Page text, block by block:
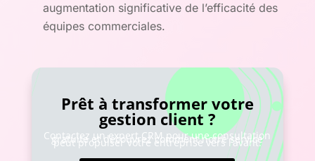
augmentation significative de l’efficacité des
équipes commerciales.
Prêt à transformer votre
gestion client ?
Contactez un expert CRM pour une consultation
gratuite et découvrez comment notre service
peut propulser votre entreprise vers l’avant.